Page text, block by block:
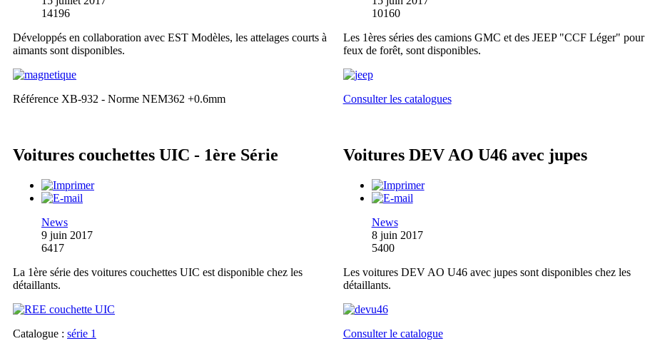
14196
Développés en collaboration avec EST Modèles, les attelages courts à
aimants sont disponibles.
Référence XB-932 - Norme NEM362 +0.6mm
10160
Les 1ères séries des camions GMC et des JEEP "CCF Léger" pour
feux de forêt, sont disponibles.
Consulter les catalogues
Voitures couchettes UIC - 1ère Série
News
9 juin 2017
6417
La 1ère série des voitures couchettes UIC est disponible chez les
détaillants.
Catalogue : série 1
Voitures DEV AO U46 avec jupes
News
8 juin 2017
5400
Les voitures DEV AO U46 avec jupes sont disponibles chez les
détaillants.
Consulter le catalogue